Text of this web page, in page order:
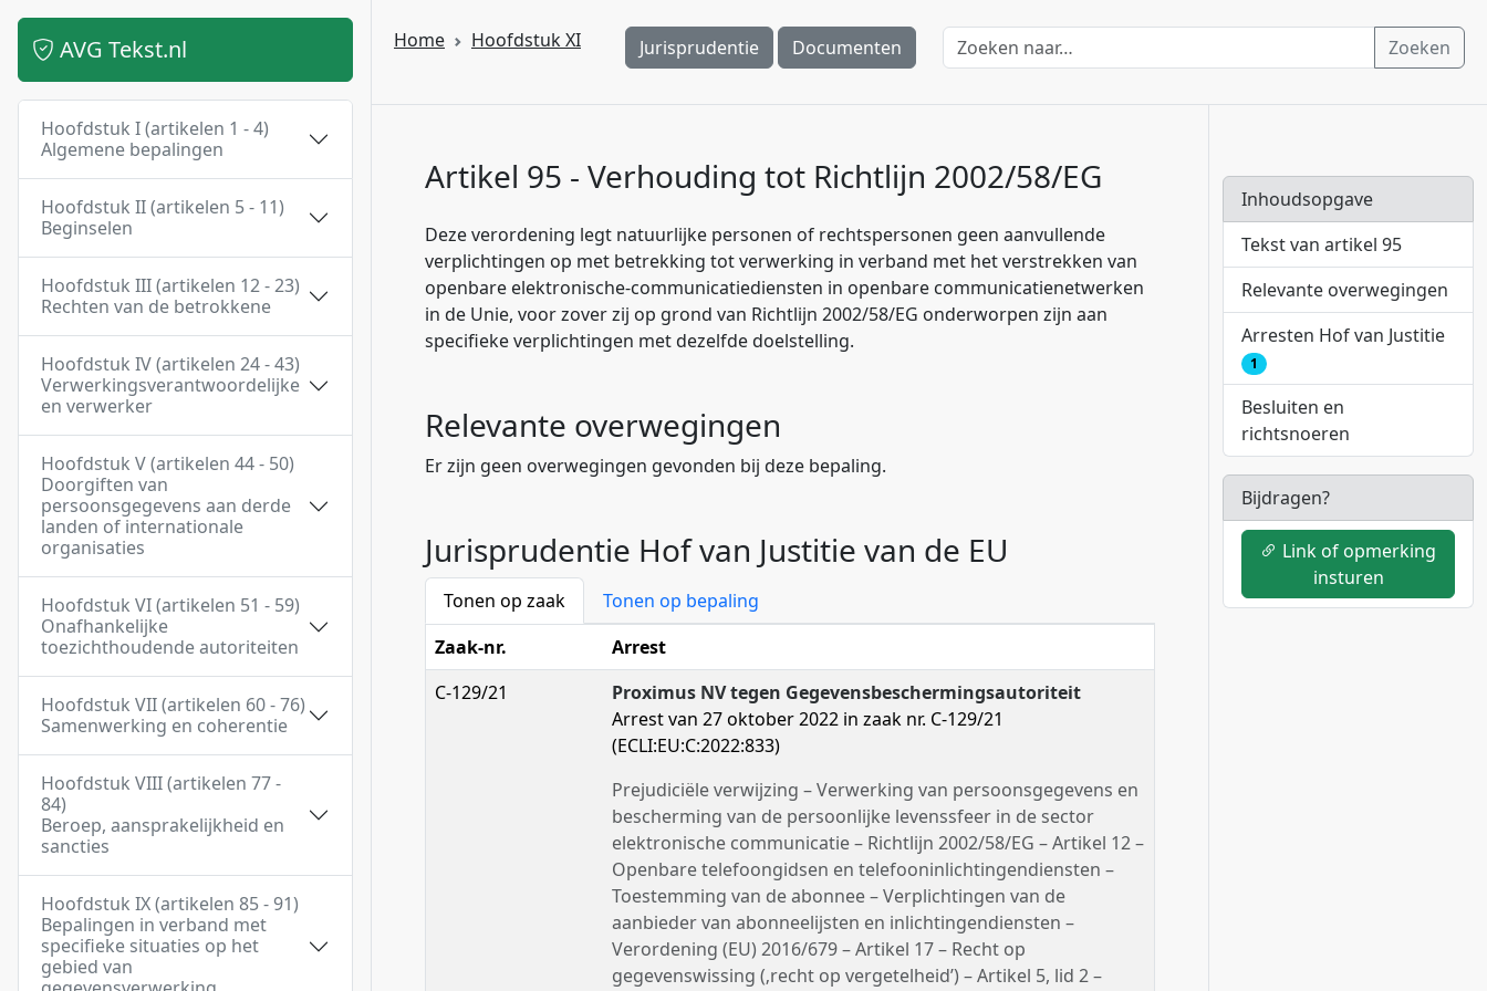
AVG Tekst.nl
Hoofdstuk I (artikelen 1 - 4)
Algemene bepalingen
Hoofdstuk II (artikelen 5 - 11)
Beginselen
Hoofdstuk III (artikelen 12 - 23)
Rechten van de betrokkene
Hoofdstuk IV (artikelen 24 - 43)
Verwerkingsverantwoordelijke
en verwerker
Hoofdstuk V (artikelen 44 - 50)
Doorgiften van
persoonsgegevens aan derde
landen of internationale
organisaties
Hoofdstuk VI (artikelen 51 - 59)
Onafhankelijke
toezichthoudende autoriteiten
Hoofdstuk VII (artikelen 60 - 76)
Samenwerking en coherentie
Hoofdstuk VIII (artikelen 77 -
84)
Beroep, aansprakelijkheid en
sancties
Hoofdstuk IX (artikelen 85 - 91)
Bepalingen in verband met
specifieke situaties op het
gebied van
Home Hoofdstuk XI Jurisprudentie Documenten Zoeken
Artikel 95 - Verhouding tot Richtlijn 2002/58/EG
Deze verordening legt natuurlijke personen of rechtspersonen geen aanvullende
verplichtingen op met betrekking tot verwerking in verband met het verstrekken van
openbare elektronische-communicatiediensten in openbare communicatienetwerken
in de Unie, voor zover zij op grond van Richtlijn 2002/58/EG onderworpen zijn aan
specifieke verplichtingen met dezelfde doelstelling.
Relevante overwegingen
Er zijn geen overwegingen gevonden bij deze bepaling.
Jurisprudentie Hof van Justitie van de EU
Tonen op zaak
Tonen op bepaling
Zaak-nr.
Arrest
C-129/21
Proximus NV tegen Gegevensbeschermingsautoriteit
Arrest van 27 oktober 2022 in zaak nr. C-129/21
(ECLI:EU:C:2022:833)
Prejudiciële verwijzing – Verwerking van persoonsgegevens en
bescherming van de persoonlijke levenssfeer in de sector
elektronische communicatie – Richtlijn 2002/58/EG – Artikel 12 –
Openbare telefoongidsen en telefooninlichtingendiensten –
Toestemming van de abonnee – Verplichtingen van de
aanbieder van abonneelijsten en inlichtingendiensten –
Verordening (EU) 2016/679 – Artikel 17 – Recht op
gegevenswissing (‚recht op vergetelheid’) – Artikel 5, lid 2 –
Inhoudsopgave
Tekst van artikel 95
Relevante overwegingen
Arresten Hof van Justitie
1
Besluiten en
richtsnoeren
Bijdragen?
Link of opmerking
insturen